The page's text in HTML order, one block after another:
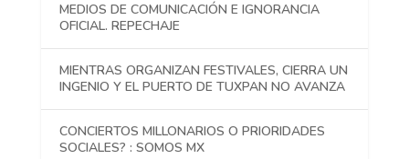
MEDIOS DE COMUNICACIÓN E IGNORANCIA
OFICIAL. REPECHAJE
MIENTRAS ORGANIZAN FESTIVALES, CIERRA UN
INGENIO Y EL PUERTO DE TUXPAN NO AVANZA
CONCIERTOS MILLONARIOS O PRIORIDADES
SOCIALES? : SOMOS MX